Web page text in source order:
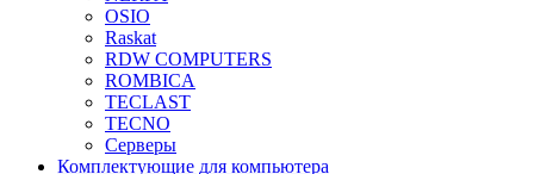
OSIO
Raskat
RDW COMPUTERS
ROMBICA
TECLAST
TECNO
Серверы
Комплектующие для компьютера